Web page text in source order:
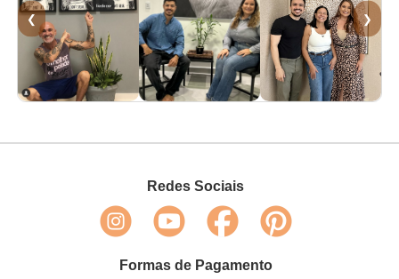
❮ ❯
Redes Sociais
Formas de Pagamento